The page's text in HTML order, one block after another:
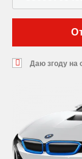
Даю згоду на